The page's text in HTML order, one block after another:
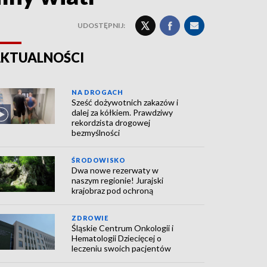
UDOSTĘPNIJ:
NA DROGACH
Sześć dożywotnich zakazów i
dalej za kółkiem. Prawdziwy
rekordzista drogowej
bezmyślności
ŚRODOWISKO
Dwa nowe rezerwaty w
naszym regionie! Jurajski
krajobraz pod ochroną
ZDROWIE
Śląskie Centrum Onkologii i
Hematologii Dziecięcej o
leczeniu swoich pacjentów